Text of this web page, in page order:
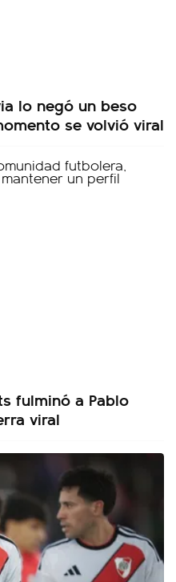
lo negó un beso
se volvió viral
fulminó a Pablo
viral